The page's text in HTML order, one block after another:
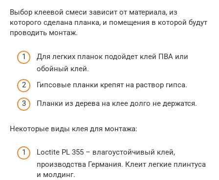
Выбор клеевой смеси зависит от материала, из
которого сделана планка, и помещения в которой будут
проводить монтаж.
Для легких планок подойдет клей ПВА или
обойный клей.
Гипсовые планки крепят на раствор гипса.
Планки из дерева на клее долго не держатся.
Некоторые виды клея для монтажа:
Loctite PL 355 – влагоустойчивый клей,
производства Германия. Клеит легкие плинтуса
и молдинг.